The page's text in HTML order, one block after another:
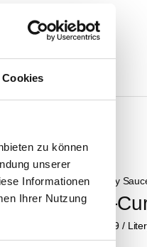
Cookies
zu können
unserer
Informationen
Ihrer Nutzung
Mango-
245 ml (€ 29,59 /
€ 7,25 *